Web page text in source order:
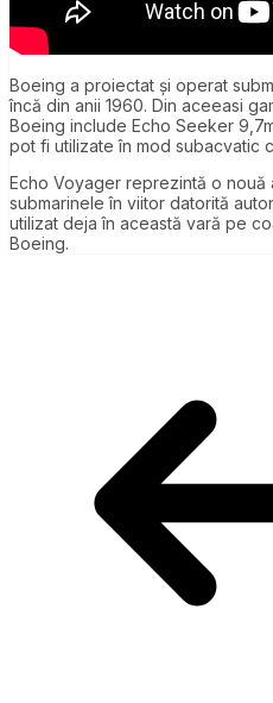
Boeing a proiectat și operat
încă din anii 1960. Din aceeasi
Boeing include Echo Seeker
pot fi utilizate în mod subacvatic
Echo Voyager reprezintă o
submarinele în viitor datorită
utilizat deja în această vară pe
Boeing.